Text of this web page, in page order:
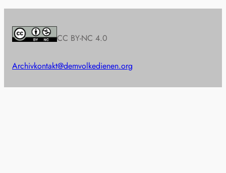
CC BY-NC 4.0
Archivkontakt@demvolkedienen.org